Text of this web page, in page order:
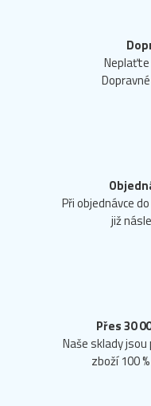
Neplaťte
Při objednávce
již
Přes 30
Naše sklady
zboží 100